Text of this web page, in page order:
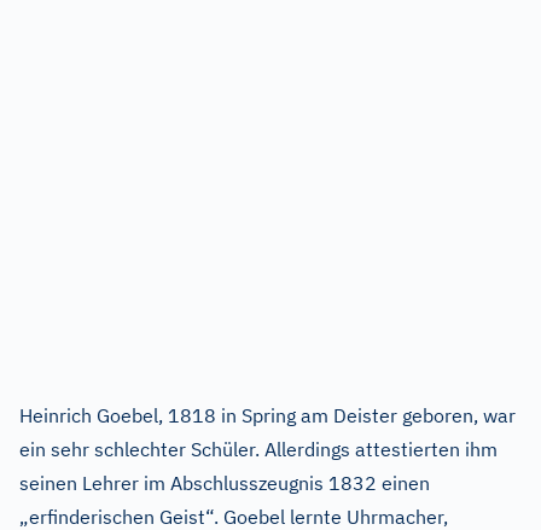
Heinrich Goebel, 1818 in Spring am Deister geboren, war
ein sehr schlechter Schüler. Allerdings attestierten ihm
seinen Lehrer im Abschlusszeugnis 1832 einen
„erfinderischen Geist“. Goebel lernte Uhrmacher,